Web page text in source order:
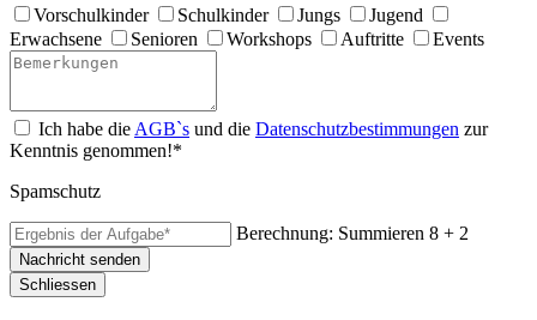
Vorschulkinder Schulkinder Jungs
Jugend
Erwachsene
Senioren Workshops Auftritte Events
Ich habe die AGB`s und die Datenschutzbestimmungen zur
Kenntnis genommen!*
Spamschutz
Berechnung: Summieren 8 + 2
Nachricht senden
Schliessen